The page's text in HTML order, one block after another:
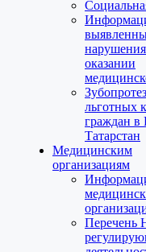
оказании
льготных
граждан в
Татарстан
Медицинским
организациям
Перечень